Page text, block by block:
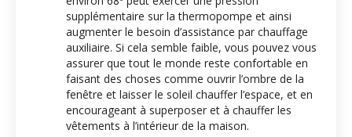
supplémentaire sur la thermopompe et ainsi
augmenter le besoin d’assistance par chauffage
auxiliaire. Si cela semble faible, vous pouvez vous
assurer que tout le monde reste confortable en
faisant des choses comme ouvrir l’ombre de la
fenêtre et laisser le soleil chauffer l’espace, et en
encourageant à superposer et à chauffer les
vêtements à l’intérieur de la maison.